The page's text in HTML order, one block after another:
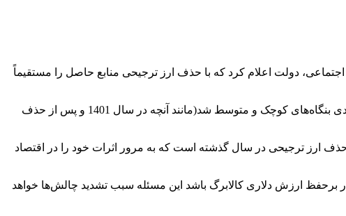
در میانه تنش‌های اجتماعی، دولت اعلام کرد که با حذف ارز ترجیحی منابع حاصل را مستقیماً
فارغ از آنکه اجرای این تصمیم تمام زنجیره تولید کالاهای اساسی را با چالش شدید نقدینگی و افزایش قیمت مواجه کرد و موجب نابودی بنگاه‌های کوچک و متوسط شد(مانند آنچه در سال 1401 و پس از حذف
یکی از مهم‌ترین دلایل این موج نیز حذف ارز ترجیحی در سال گذشته است که به مرور اثرات خود را در اقتصاد
برحفظ ارزش دلاری کالابرگ باشد این مسئله سبب تشدید چالش‌ها خواهد